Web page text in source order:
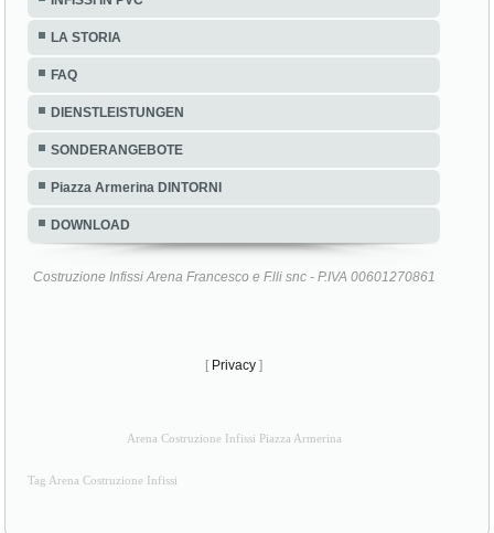
LA STORIA
FAQ
DIENSTLEISTUNGEN
SONDERANGEBOTE
Piazza Armerina DINTORNI
DOWNLOAD
Costruzione Infissi Arena Francesco e F.lli snc - P.IVA 00601270861
[ Privacy ]
Arena Costruzione Infissi Piazza Armerina
Tag Arena Costruzione Infissi